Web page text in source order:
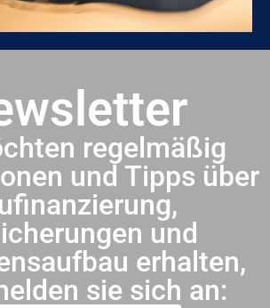
regelmäßig
und Tipps über
und
erhalten,
sie sich an: